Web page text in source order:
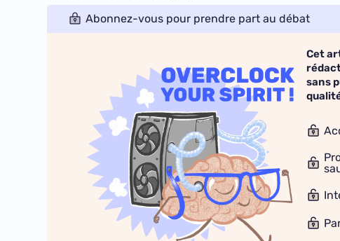
Abonnez-vous pour prendre part au débat
Cet
sans